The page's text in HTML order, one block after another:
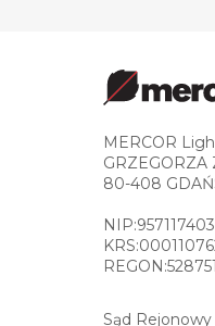
MERCOR
GRZEGORZA
80-408
Sąd